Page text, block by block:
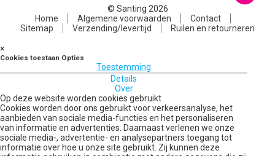
© Santing 2026
Home
Algemene voorwaarden
Contact
Sitemap
Verzending/levertijd Ruilen en retourneren
×
Cookies toestaan Opties
Toestemming
Details
Over
Op deze website worden cookies gebruikt
Cookies worden door ons gebruikt voor verkeersanalyse, het
aanbieden van sociale media-functies en het personaliseren
van informatie en advertenties. Daarnaast verlenen we onze
sociale media-, advertentie- en analysepartners toegang tot
informatie over hoe u onze site gebruikt. Zij kunnen deze